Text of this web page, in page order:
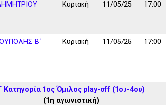
Κυριακή 11/05/25 17:00
Β΄ Κυριακή 11/05/25 17:00
Γ Κατηγορία 1ος Όμιλος play-off (1ου-4ου)
(1η αγωνιστική)